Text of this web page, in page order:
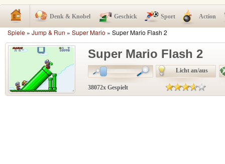
Denk & Knobel Geschick Sport Action
Spiele » Jump & Run » Super Mario » Super Mario Flash 2
Super Mario Flash 2
Licht an/aus
38072x Gespielt